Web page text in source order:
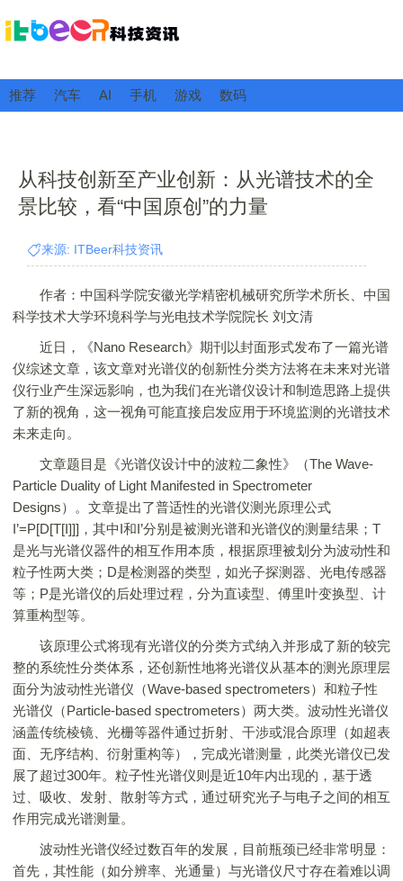
推荐 汽车 AI 手机 游戏 数码
从科技创新至产业创新：从光谱技术的全
景比较，看“中国原创”的力量
来源: ITBeer科技资讯
作者：中国科学院安徽光学精密机械研究所学术所长、中国
科学技术大学环境科学与光电技术学院院长 刘文清
近日，《Nano Research》期刊以封面形式发布了一篇光谱
仪综述文章，该文章对光谱仪的创新性分类方法将在未来对光谱
仪行业产生深远影响，也为我们在光谱仪设计和制造思路上提供
了新的视角，这一视角可能直接启发应用于环境监测的光谱技术
未来走向。
文章题目是《光谱仪设计中的波粒二象性》（The Wave-
Particle Duality of Light Manifested in Spectrometer
Designs）。文章提出了普适性的光谱仪测光原理公式
I’=P[D[T[I]]]，其中I和I’分别是被测光谱和光谱仪的测量结果；T
是光与光谱仪器件的相互作用本质，根据原理被划分为波动性和
粒子性两大类；D是检测器的类型，如光子探测器、光电传感器
等；P是光谱仪的后处理过程，分为直读型、傅里叶变换型、计
算重构型等。
该原理公式将现有光谱仪的分类方式纳入并形成了新的较完
整的系统性分类体系，还创新性地将光谱仪从基本的测光原理层
面分为波动性光谱仪（Wave-based spectrometers）和粒子性
光谱仪（Particle-based spectrometers）两大类。波动性光谱仪
涵盖传统棱镜、光栅等器件通过折射、干涉或混合原理（如超表
面、无序结构、衍射重构等），完成光谱测量，此类光谱仪已发
展了超过300年。粒子性光谱仪则是近10年内出现的，基于透
过、吸收、发射、散射等方式，通过研究光子与电子之间的相互
作用完成光谱测量。
波动性光谱仪经过数百年的发展，目前瓶颈已经非常明显：
首先，其性能（如分辨率、光通量）与光谱仪尺寸存在着难以调